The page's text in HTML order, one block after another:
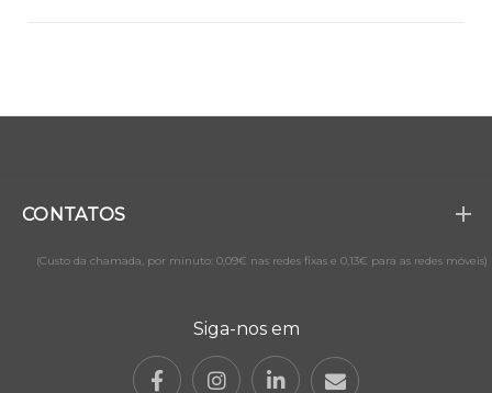
CONTATOS
(Custo da chamada, por minuto: 0,09€ nas redes fixas e 0,13€ para as redes móveis)
Siga-nos em